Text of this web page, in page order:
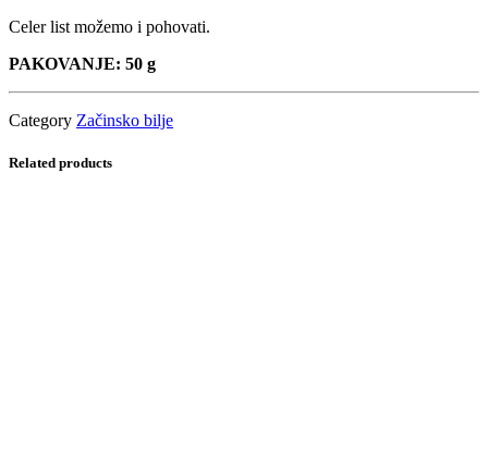
Celer list možemo i pohovati.
PAKOVANJE: 50 g
Category Začinsko bilje
Related products